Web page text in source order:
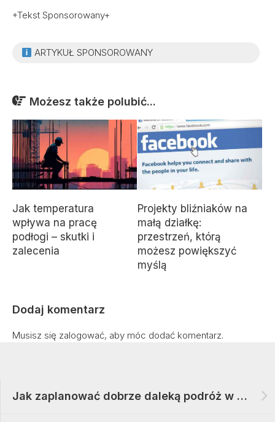
+Tekst Sponsorowany+
ARTYKUŁ SPONSOROWANY
Możesz także polubić...
Jak temperatura
wpływa na pracę
podłogi – skutki i
zalecenia
Projekty bliźniaków na
małą działkę:
przestrzeń, którą
możesz powiększyć
myślą
Dodaj komentarz
Musisz się zalogować, aby móc dodać komentarz.
Jak zaplanować dobrze daleką podróż w kamperze